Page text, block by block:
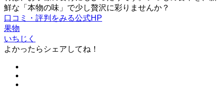
鮮な「本物の味」で少し贅沢に彩りませんか？
口コミ・評判をみる公式HP
果物
いちじく
よかったらシェアしてね！